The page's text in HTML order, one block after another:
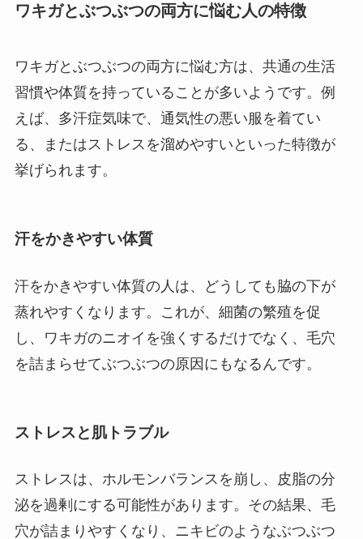
ワキガとぶつぶつの両方に悩む人の特徴
ワキガとぶつぶつの両方に悩む方は、共通の生活
習慣や体質を持っていることが多いようです。例
えば、多汗症気味で、通気性の悪い服を着てい
る、またはストレスを溜めやすいといった特徴が
挙げられます。
汗をかきやすい体質
汗をかきやすい体質の人は、どうしても脇の下が
蒸れやすくなります。これが、細菌の繁殖を促
し、ワキガのニオイを強くするだけでなく、毛穴
を詰まらせてぶつぶつの原因にもなるんです。
ストレスと肌トラブル
ストレスは、ホルモンバランスを崩し、皮脂の分
泌を過剰にする可能性があります。その結果、毛
穴が詰まりやすくなり、ニキビのようなぶつぶつ